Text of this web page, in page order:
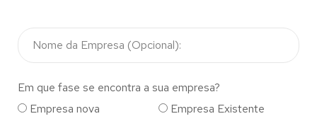
Em que fase se encontra a sua empresa?
Empresa nova
Empresa Existente